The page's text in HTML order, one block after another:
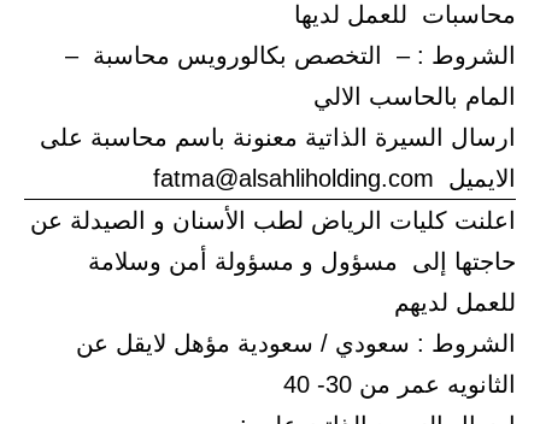
محاسبات للعمل لديها
الشروط : – التخصص بكالورويس محاسبة –
المام بالحاسب الالي
ارسال السيرة الذاتية معنونة باسم محاسبة على
الايميل fatma@alsahliholding.com
اعلنت كليات الرياض لطب الأسنان و الصيدلة عن
حاجتها إلى مسؤول و مسؤولة أمن وسلامة
للعمل لديهم
الشروط : سعودي / سعودية مؤهل لايقل عن
الثانويه عمر من 30- 40